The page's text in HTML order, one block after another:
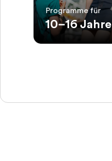
Programme für
10–16 Jahre